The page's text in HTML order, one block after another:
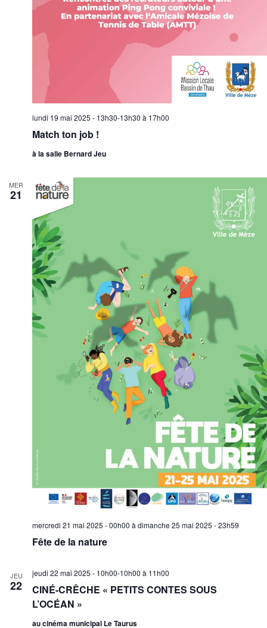
Match ton job !
lundi 19 mai 2025 - 13h30-13h30 à 17h00
à la salle Bernard Jeu
MER
21
Fête de la nature
mercredi 21 mai 2025 - 00h00 à dimanche 25 mai 2025 - 23h59
JEU
22
CINÉ-CRÊCHE « PETITS CONTES SOUS
L’OCÉAN »
jeudi 22 mai 2025 - 10h00-10h00 à 11h00
au cinéma municipal Le Taurus